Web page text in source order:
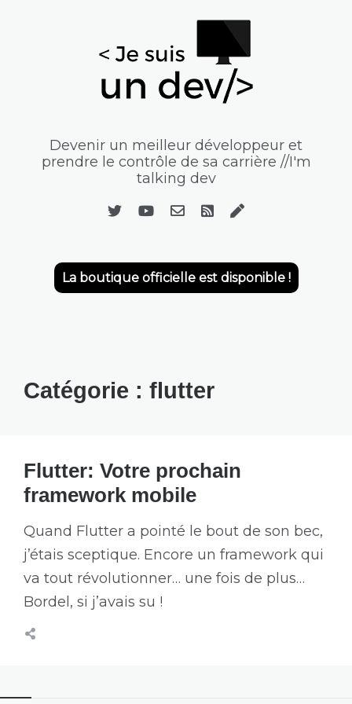
Devenir un meilleur développeur et
prendre le contrôle de sa carrière //I'm
talking dev
La boutique officielle est disponible !
Catégorie : flutter
Flutter: Votre prochain
framework mobile
Quand Flutter a pointé le bout de son bec,
j’étais sceptique. Encore un framework qui
va tout révolutionner… une fois de plus…
Bordel, si j’avais su !